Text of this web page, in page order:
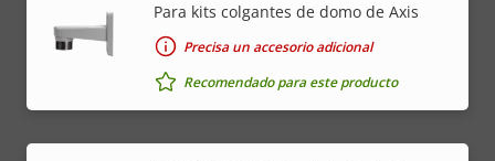
Para kits colgantes de domo de Axis
Precisa un accesorio adicional
Recomendado para este producto